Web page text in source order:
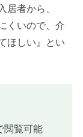
者から、
くいので、介
ほしい』とい
閲覧可能